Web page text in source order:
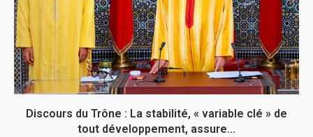
Discours du Trône : La stabilité, « variable clé » de
tout développement, assure...